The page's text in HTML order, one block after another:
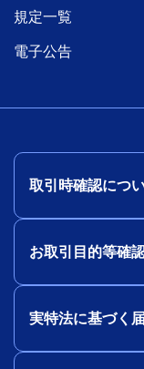
規定一覧
電子公告
取引時確認につ
お取引目的等確
実特法に基づく